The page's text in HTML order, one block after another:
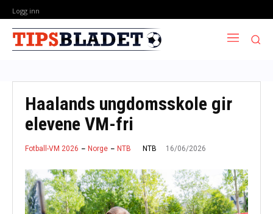
Logg inn
Haalands ungdomsskole gir
elevene VM-fri
Fotball-VM 2026 Norge NTB NTB 16/06/2026